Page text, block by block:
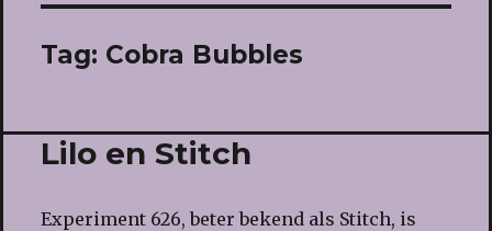
Tag: Cobra Bubbles
Lilo en Stitch
Experiment 626, beter bekend als Stitch, is